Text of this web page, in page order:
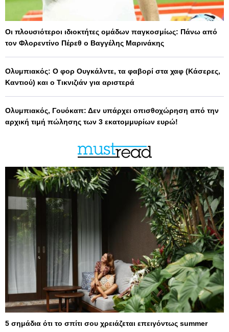
Οι πλουσιότεροι ιδιοκτήτες ομάδων παγκοσμίως: Πάνω από
τον Φλορεντίνο Πέρεθ ο Βαγγέλης Μαρινάκης
Ολυμπιακός: Ο φορ Ουγκάλντε, τα φαβορί στα χαφ (Κάσερες,
Καντιού) και ο Τικνιζιάν για αριστερά
Ολυμπιακός, Γουόκαπ: Δεν υπάρχει οπισθοχώρηση από την
αρχική τιμή πώλησης των 3 εκατομμυρίων ευρώ!
5 σημάδια ότι το σπίτι σου χρειάζεται επειγόντως summer